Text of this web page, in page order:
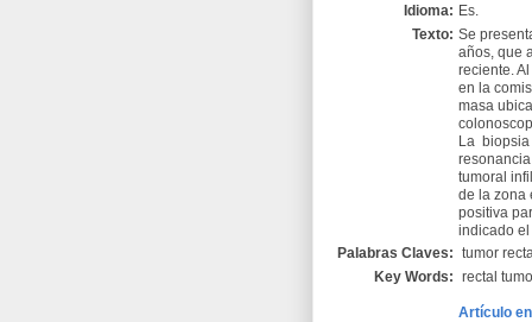
Idioma: Es.
Texto: Se
años, que
reciente.
en la
masa
La biopsia
tumoral
de la zona
positiva
indicado el
Palabras Claves: tumor
Key Words: rectal
Artículo